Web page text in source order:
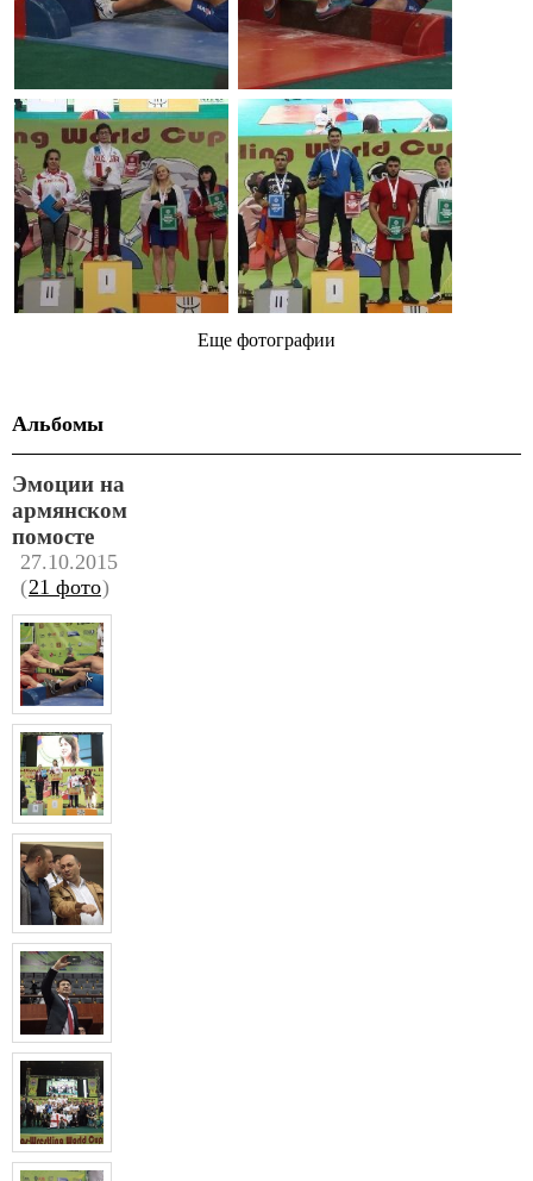
Еще фотографии
Альбомы
Эмоции на
армянском
помосте
27.10.2015
(21 фото)